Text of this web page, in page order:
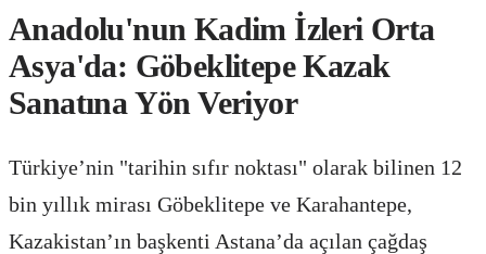
Anadolu'nun Kadim İzleri Orta
Asya'da: Göbeklitepe Kazak
Sanatına Yön Veriyor
Türkiye’nin "tarihin sıfır noktası" olarak bilinen 12
bin yıllık mirası Göbeklitepe ve Karahantepe,
Kazakistan’ın başkenti Astana’da açılan çağdaş